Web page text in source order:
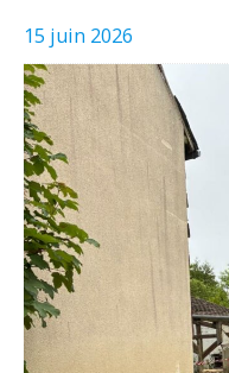
15 juin 2026